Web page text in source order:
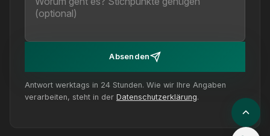
Absenden
Antwort werktags in 24 Stunden. Wie wir Ihre Angaben
verarbeiten, steht in der Datenschutzerklärung.